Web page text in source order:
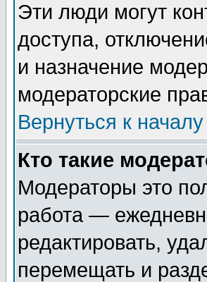
Эти люди могут
доступа,
и назначение
модераторские
Вернуться к началу
Кто такие
Модераторы это
работа —
редактировать,
перемещать и